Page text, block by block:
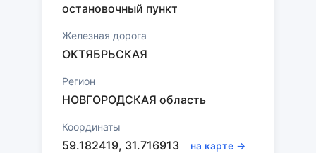
остановочный пункт
Железная дорога
ОКТЯБРЬСКАЯ
Регион
НОВГОРОДСКАЯ область
Координаты
59.182419, 31.716913 на карте →